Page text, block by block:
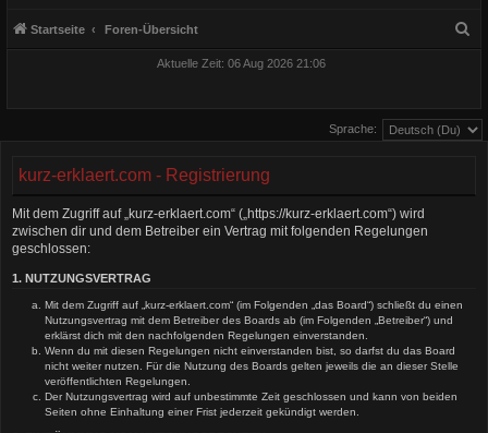
Startseite Foren-Übersicht
e
Aktuelle Zeit: 06 Aug 2026 21:06
Sprache:
kurz-erklaert.com - Registrierung
Mit dem Zugriff auf „kurz-erklaert.com“ („https://kurz-erklaert.com“) wird
zwischen dir und dem Betreiber ein Vertrag mit folgenden Regelungen
geschlossen:
1. NUTZUNGSVERTRAG
Mit dem Zugriff auf „kurz-erklaert.com“ (im Folgenden „das Board“) schließt du einen
Nutzungsvertrag mit dem Betreiber des Boards ab (im Folgenden „Betreiber“) und
erklärst dich mit den nachfolgenden Regelungen einverstanden.
Wenn du mit diesen Regelungen nicht einverstanden bist, so darfst du das Board
nicht weiter nutzen. Für die Nutzung des Boards gelten jeweils die an dieser Stelle
veröffentlichten Regelungen.
Der Nutzungsvertrag wird auf unbestimmte Zeit geschlossen und kann von beiden
Seiten ohne Einhaltung einer Frist jederzeit gekündigt werden.